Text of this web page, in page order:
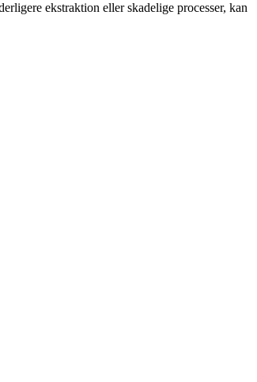
ekstraktion eller skadelige processer, kan